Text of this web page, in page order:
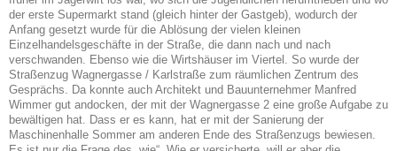
der erste Supermarkt stand (gleich hinter der Gastgeb), wodurch der
Anfang gesetzt wurde für die Ablösung der vielen kleinen
Einzelhandelsgeschäfte in der Straße, die dann nach und nach
verschwanden. Ebenso wie die Wirtshäuser im Viertel. So wurde der
Straßenzug Wagnergasse / Karlstraße zum räumlichen Zentrum des
Gesprächs. Da konnte auch Architekt und Bauunternehmer Manfred
Wimmer gut andocken, der mit der Wagnergasse 2 eine große Aufgabe zu
bewältigen hat. Dass er es kann, hat er mit der Sanierung der
Maschinenhalle Sommer am anderen Ende des Straßenzugs bewiesen.